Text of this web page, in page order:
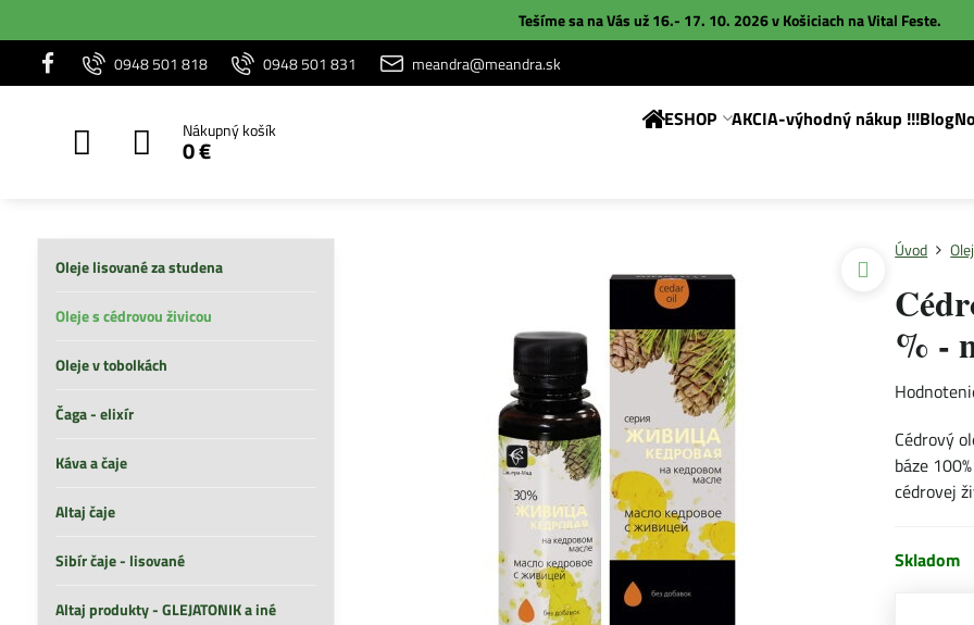
Tešíme sa na Vás už 16.- 17. 10. 2026 v Košiciach naVital Feste.
0948 501 818
0948 501 831 meandra@meandra.sk
Nákupný košík
0 €
ESHOP AKCIA-výhodný nákup !!!Blog
Úvod
% -
Cédrový
báze
cédrovej
Skladom
Oleje lisované za studena
Oleje s cédrovou živicou
Oleje v tobolkách
Čaga - elixír
Káva a čaje
Altaj čaje
Sibír čaje - lisované
Altaj produkty - GLEJATONIK a iné